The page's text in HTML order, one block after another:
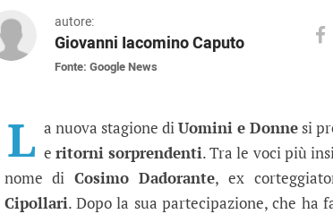
autore:
Giovanni Iacomino Caputo
Fonte: Google News
Famoso ex di Uomini e Donne
L a nuova stagione di Uomini e Donne si
e ritorni sorprendenti. Tra le voci più
nome di Cosimo Dadorante, ex
Cipollari. Dopo la sua partecipazione, che ha